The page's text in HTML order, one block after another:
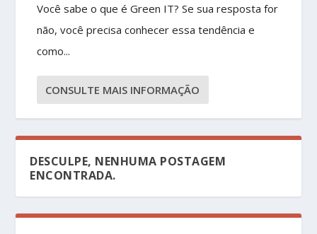
Você sabe o que é Green IT? Se sua resposta for
não, você precisa conhecer essa tendência e
como...
CONSULTE MAIS INFORMAÇÃO
DESCULPE, NENHUMA POSTAGEM
ENCONTRADA.